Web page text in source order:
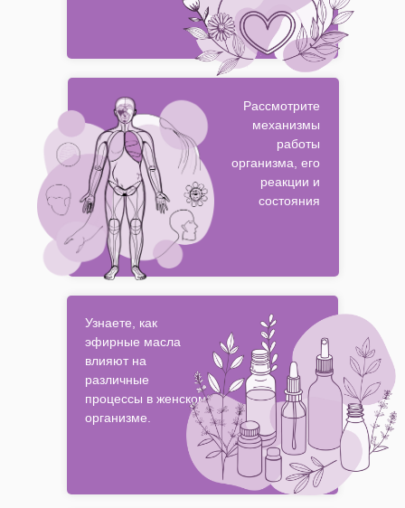
Рассмотрите
механизмы
работы
организма, его
реакции и
состояния
Узнаете, как
эфирные масла
влияют на
различные
процессы в женском
организме.